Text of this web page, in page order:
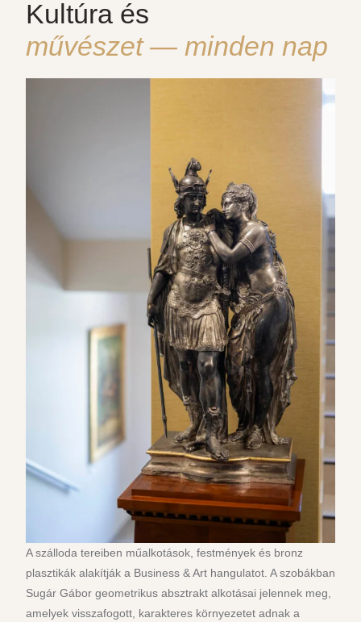
Kultúra és
művészet — minden nap
A szálloda tereiben műalkotások, festmények és bronz
plasztikák alakítják a Business & Art hangulatot. A szobákban
Sugár Gábor geometrikus absztrakt alkotásai jelennek meg,
amelyek visszafogott, karakteres környezetet adnak a